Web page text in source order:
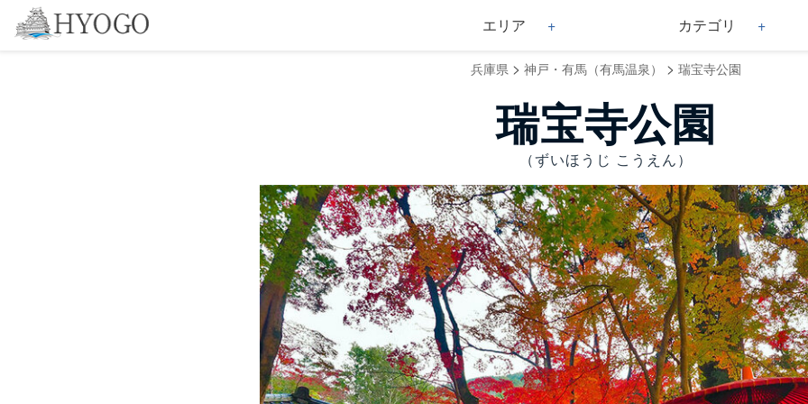
エリア カテゴリ
兵庫県 > 神戸・有馬（有馬温泉） > 瑞宝寺公園
瑞宝寺公園
（ずいほうじ こうえん）